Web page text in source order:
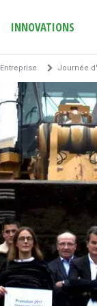
INNOVATIONS
Entreprise Journée